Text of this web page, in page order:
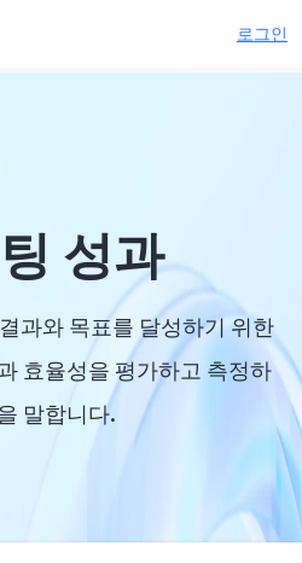
로그인
성과
과와 목표를 달성하기 위한
효율성을 평가하고 측정하
말합니다.